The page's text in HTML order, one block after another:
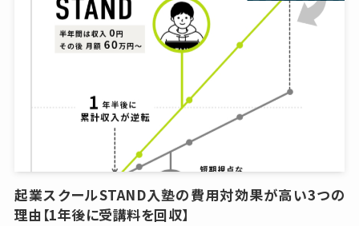
起業スクールSTAND入塾の費用対効果が高い3つの
理由【1年後に受講料を回収】